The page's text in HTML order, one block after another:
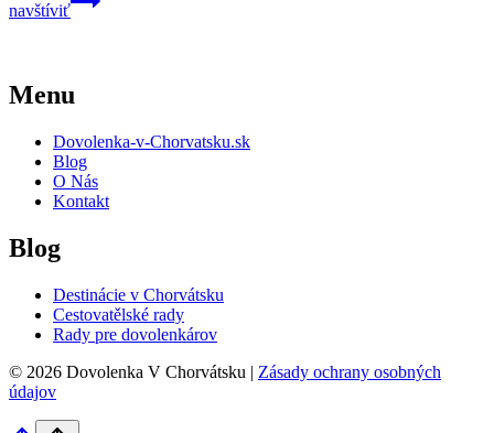
navštíviť
Menu
Dovolenka-v-Chorvatsku.sk
Blog
O Nás
Kontakt
Blog
Destinácie v Chorvátsku
Cestovatělské rady
Rady pre dovolenkárov
© 2026 Dovolenka V Chorvátsku | Zásady ochrany osobných
údajov